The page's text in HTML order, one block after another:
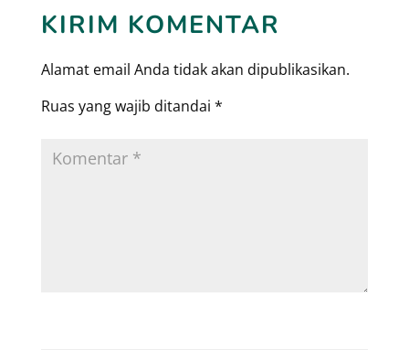
KIRIM KOMENTAR
Alamat email Anda tidak akan dipublikasikan.
Ruas yang wajib ditandai *